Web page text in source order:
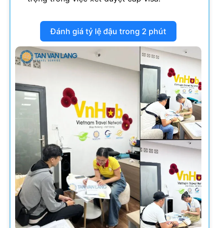
Đánh giá tỷ lệ đậu trong 2 phút